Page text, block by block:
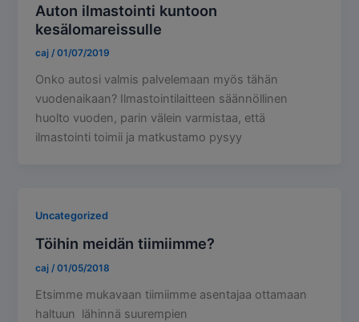
Auton ilmastointi kuntoon
kesälomareissulle
caj/01/07/2019
Onko autosi valmis palvelemaan myös tähän
vuodenaikaan? Ilmastointilaitteen säännöllinen
huolto vuoden, parin välein varmistaa, että
ilmastointi toimii ja matkustamo pysyy
Uncategorized
Töihin meidän tiimiimme?
caj/01/05/2018
Etsimme mukavaan tiimiimme asentajaa ottamaan
haltuun lähinnä suurempien